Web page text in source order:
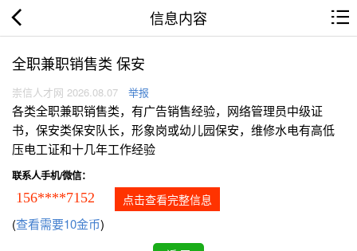
信息内容
全职兼职销售类 保安
崇信人才网 2026.08.07 举报
各类全职兼职销售类，有广告销售经验，网络管理员中级证
书，保安类保安队长，形象岗或幼儿园保安，维修水电有高低
压电工证和十几年工作经验
联系人手机/微信：
156****7152 点击查看完整信息
(查看需要10金币)